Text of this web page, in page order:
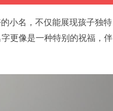
小名，不仅能展现孩子独特
更像是一种特别的祝福，伴